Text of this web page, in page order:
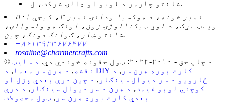
شانتو چارمر د لوبو او ډالۍ شرکت، ل.
۵۰۱ نمبر خونه، د هوکسیا ودانۍ نمبر ۳، کیجي
ویسټ سړک، د لوړ ټیکنالوژۍ زون، لونګ هو ولسوالۍ،
شانتو ښار، ګوانګ دونګ، چین.
+۸۶۱۳۹۲۳۶۷۶۴۷۷
rosaline@charmercrafts.com
© د چاپ حق - ۲۰۱۰-۲۰۲۳: ټول حقونه خوندي دي.
د سایټ
نقشه , د هرن سر معما , د DIY کارت بورډ هرن سر , د
څارویو د سر دیوال سينګار , د چین درې بعدي پزل او
کوچني لوبو قیمت, د هرن د سر دیوال سينګار , د درې
بعدي کارت بورډ هرن سر , ټول محصولات